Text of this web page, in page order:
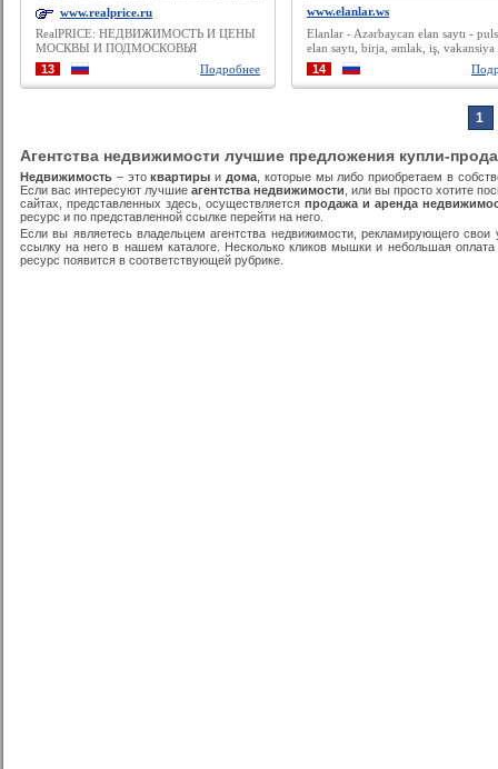
www.realprice.ru
RealPRICE: НЕДВИЖИМОСТЬ И ЦЕНЫ
МОСКВЫ И ПОДМОСКОВЬЯ
13
Подробнее
www.elanlar.ws
Elanlar - Azərbaycan elan saytı -
elan saytı, birja, əmlak, iş, vakansiya
elanlar.ws
14
1
Агентства недвижимости лучшие предложения купли-
Недвижимость – этоквартиры и дома, которые мы либо приобретаем в
Если вас интересуют лучшиеагентства недвижимости , или вы просто хотите
сайтах, представленных здесь, осуществляетсяпродажа и аренда
ресурс и по представленной ссылке перейти на него.
Если вы являетесь владельцем агентства недвижимости, рекламирующего
ссылку на него в нашем каталоге. Несколько кликов мышки и небольшая
ресурс появится в соответствующей рубрике.